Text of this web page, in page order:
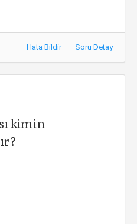
Hata Bildir Soru Detay
kimin